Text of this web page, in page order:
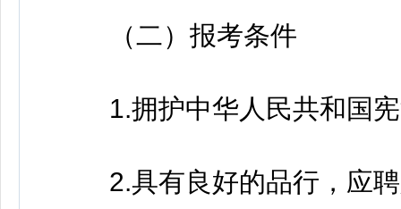
（二）报考条件
1.拥护中华人民共和国宪
2.具有良好的品行，应聘